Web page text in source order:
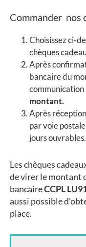
Commander nos
Choisissez ci-
chèques
Après
bancaire du
communication
montant.
Après
par voie
jours ouvrables.
Les chèques
de virer le montant
bancaireCCPL
aussi possible
place.